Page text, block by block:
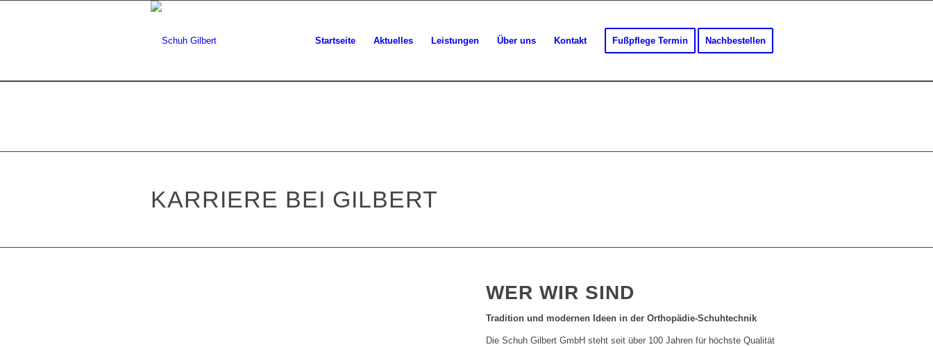
Startseite Aktuelles Leistungen Über uns Kontakt Fußpflege Termin Nachbestellen
KARRIERE BEI GILBERT
WER WIR SIND
Tradition und modernen Ideen in der Orthopädie-Schuhtechnik
Die Schuh Gilbert GmbH steht seit über 100 Jahren für höchste Qualität